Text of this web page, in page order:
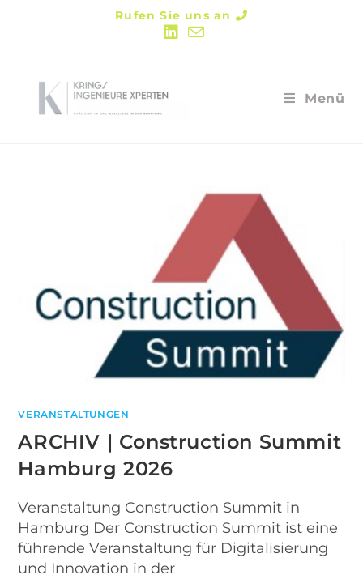
Rufen Sie uns an
Menü
VERANSTALTUNGEN
ARCHIV | Construction Summit
Hamburg 2026
Veranstaltung Construction Summit in
Hamburg Der Construction Summit ist eine
führende Veranstaltung für Digitalisierung
und Innovation in der